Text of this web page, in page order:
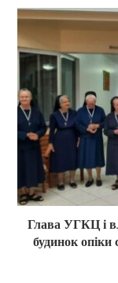
Глава УГКЦ і
будинок опіки